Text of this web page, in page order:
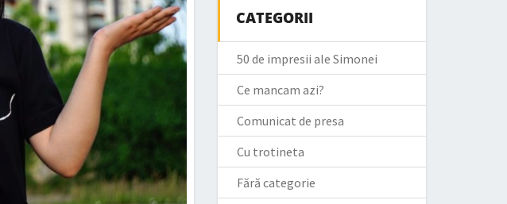
CATEGORII
50 de impresii ale Simonei
Ce mancam azi?
Comunicat de presa
Cu trotineta
Fără categorie